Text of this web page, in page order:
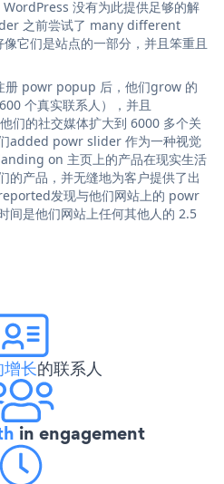
没有为此提供足够的解
之前尝试了 many different
它们是站点的一部分，并且笨重且
powr popup 后，他们grow 的
个真实联系人），并且
们的社交媒体扩大到 6000 多个关
added powr slider 作为一种视觉
on 主页上的产品在现实生活
的产品，并无缝地为客户提供了出
发现与他们网站上的 powr
间是他们网站上任何其他人的 2.5
长的联系人
in engagement